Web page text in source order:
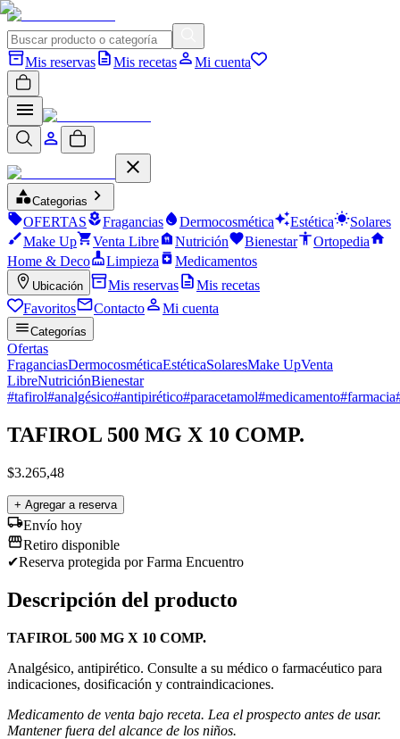
Mis reservas Mis recetas Mi cuenta
Categorias
OFERTAS Fragancias Dermocosmética Estética
Solares
Make Up
Venta Libre Nutrición Bienestar
Ortopedia
Home & Deco
Limpieza Medicamentos
Ubicación Mis reservas
Mis recetas
Favoritos
Contacto Mi cuenta
Categorías
Ofertas
FraganciasDermocosméticaEstéticaSolaresMake UpVenta
LibreNutriciónBienestar
#tafirol#analgésico#antipirético#paracetamol#medicamento#farmacia
TAFIROL 500 MG X 10 COMP.
$3.265,48
+ Agregar a reserva
Envío hoy
Retiro disponible
✔Reserva protegida por Farma Encuentro
Descripción del producto
TAFIROL 500 MG X 10 COMP.
Analgésico, antipirético. Consulte a su médico o farmacéutico para
indicaciones, dosificación y contraindicaciones.
Medicamento de venta bajo receta. Lea el prospecto antes de usar.
Mantener fuera del alcance de los niños.